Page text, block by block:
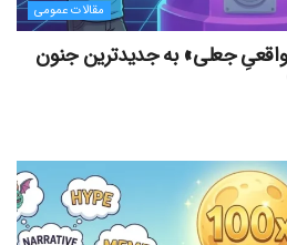
مقالات عمومی
جعلی» به جدیدترین جنون